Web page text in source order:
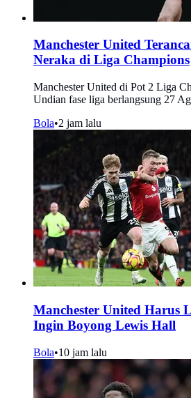
Manchester United
Neraka di Liga Champions
Manchester United di Pot 2 Liga
Undian fase liga berlangsung 27
Bola•2 jam lalu
Manchester United Harus
Ingin Boyong Lewis Hall
Bola•10 jam lalu